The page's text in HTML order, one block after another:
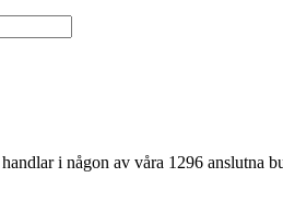
i någon av våra 1296 anslutna